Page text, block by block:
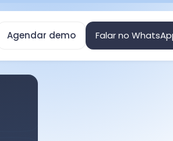
Agendar demo Falar no